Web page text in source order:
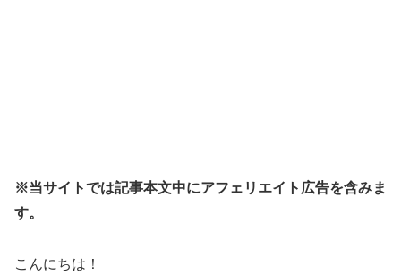
※当サイトでは記事本文中にアフェリエイト広告を含みま
す。
こんにちは！